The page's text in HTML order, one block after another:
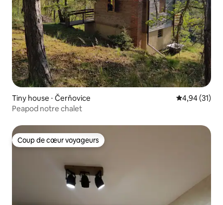
Tiny house ⋅ Čerňovice Évaluation
4,94 (31)
Peapod notre chalet
Coup de cœur voyageurs
Coup de cœur voyageurs